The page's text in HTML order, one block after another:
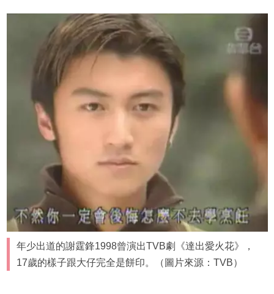
年少出道的謝霆鋒1998曾演出TVB劇《達出愛火花》，
17歲的樣子跟大仔完全是餅印。（圖片來源：TVB）